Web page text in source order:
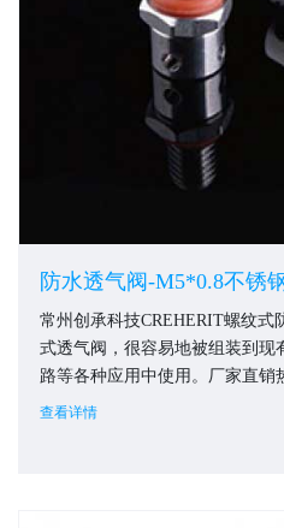
防水透气阀-M5*0.8不锈
常州创承科技CREHERIT螺纹式
式透气阀，很容易地被组装到现
路等各种应用中使用。厂家直销
查看详情